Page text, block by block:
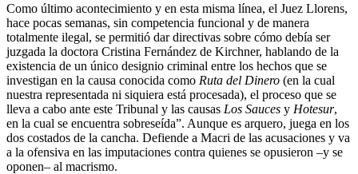
Como último acontecimiento y en esta misma línea, el Juez Llorens,
hace pocas semanas, sin competencia funcional y de manera
totalmente ilegal, se permitió dar directivas sobre cómo debía ser
juzgada la doctora Cristina Fernández de Kirchner, hablando de la
existencia de un único designio criminal entre los hechos que se
investigan en la causa conocida como Ruta del Dinero (en la cual
nuestra representada ni siquiera está procesada), el proceso que se
lleva a cabo ante este Tribunal y las causas Los Sauces y Hotesur,
en la cual se encuentra sobreseída”. Aunque es arquero, juega en los
dos costados de la cancha. Defiende a Macri de las acusaciones y va
a la ofensiva en las imputaciones contra quienes se opusieron –y se
oponen– al macrismo.